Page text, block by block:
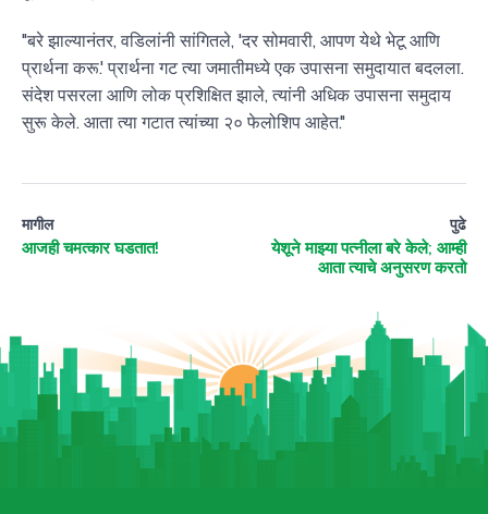
"बरे झाल्यानंतर, वडिलांनी सांगितले, 'दर सोमवारी, आपण येथे भेटू आणि
प्रार्थना करू.' प्रार्थना गट त्या जमातीमध्ये एक उपासना समुदायात बदलला.
संदेश पसरला आणि लोक प्रशिक्षित झाले, त्यांनी अधिक उपासना समुदाय
सुरू केले. आता त्या गटात त्यांच्या २० फेलोशिप आहेत."
मागील
आजही चमत्कार घडतात!
पुढे
येशूने माझ्या पत्नीला बरे केले; आम्ही
आता त्याचे अनुसरण करतो